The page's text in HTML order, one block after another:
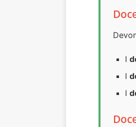
I
I
I